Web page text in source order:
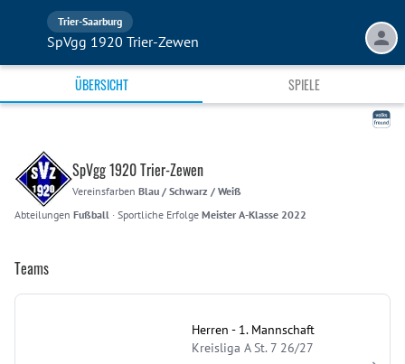
Trier-Saarburg
SpVgg 1920 Trier-Zewen
ÜBERSICHT SPIELE
SpVgg 1920 Trier-Zewen
Vereinsfarben Blau / Schwarz / Weiß
Abteilungen Fußball · Sportliche Erfolge Meister A-Klasse 2022
Teams
Herren - 1. Mannschaft
Kreisliga A St. 7 26/27